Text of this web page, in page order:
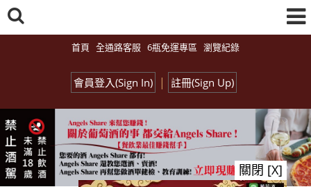
首頁 全通路客服 6瓶免運專區 瀏覽紀錄
會員登入(Sign In) | 註冊(Sign Up)
關閉 [X]